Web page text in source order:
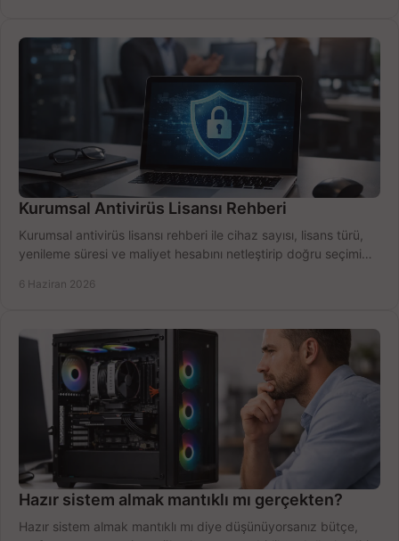
Kurumsal Antivirüs Lisansı Rehberi
Kurumsal antivirüs lisansı rehberi ile cihaz sayısı, lisans türü,
yenileme süresi ve maliyet hesabını netleştirip doğru seçimi
6 Haziran 2026
Hazır sistem almak mantıklı mı gerçekten?
Hazır sistem almak mantıklı mı diye düşünüyorsanız bütçe,